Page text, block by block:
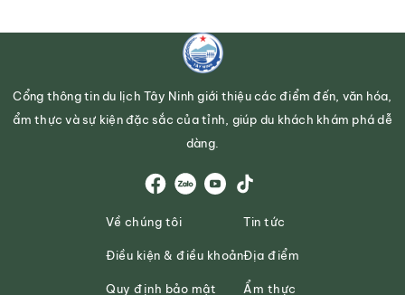
Cổng thông tin du lịch Tây Ninh giới thiệu các điểm đến, văn hóa,
ẩm thực và sự kiện đặc sắc của tỉnh, giúp du khách khám phá dễ
dàng.
Về chúng tôi
Điều kiện & điều khoản
Quy định bảo mật
Tin tức
Địa điểm
Ẩm thực